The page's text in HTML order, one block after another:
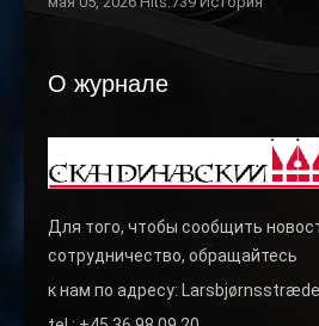
О журнале
Для того, чтобы сообщить
сотрудничество, обращайтесь
к нам по адресу: Larsbjørnsstræde